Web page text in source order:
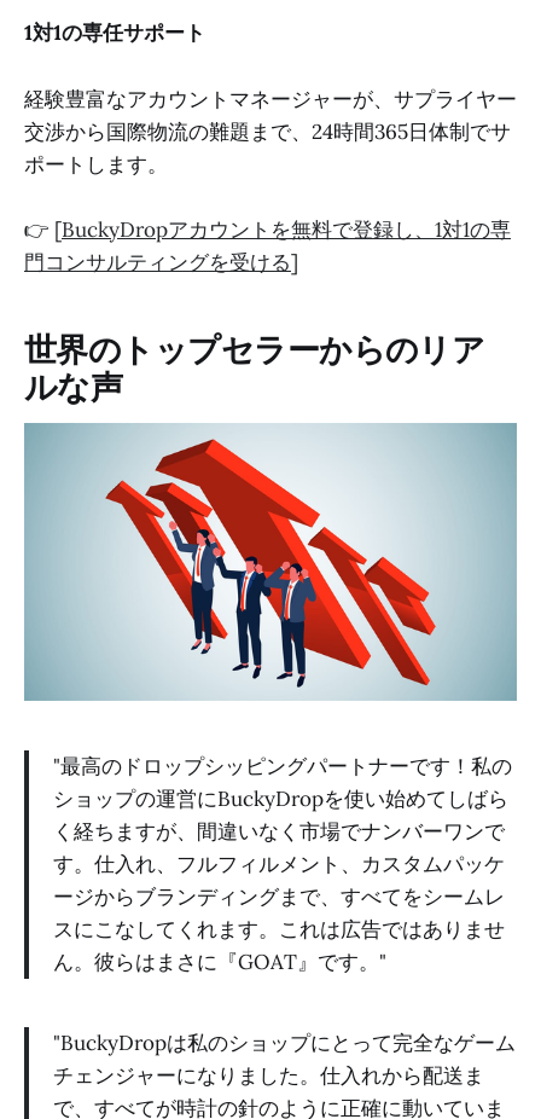
1対1の専任サポート
経験豊富なアカウントマネージャーが、サプライヤー
交渉から国際物流の難題まで、24時間365日体制でサ
ポートします。
👉 [BuckyDropアカウントを無料で登録し、1対1の専
門コンサルティングを受ける]
世界のトップセラーからのリア
ルな声
"最高のドロップシッピングパートナーです！私の
ショップの運営にBuckyDropを使い始めてしばら
く経ちますが、間違いなく市場でナンバーワンで
す。仕入れ、フルフィルメント、カスタムパッケ
ージからブランディングまで、すべてをシームレ
スにこなしてくれます。これは広告ではありませ
ん。彼らはまさに『GOAT』です。"
"BuckyDropは私のショップにとって完全なゲーム
チェンジャーになりました。仕入れから配送ま
で、すべてが時計の針のように正確に動いていま